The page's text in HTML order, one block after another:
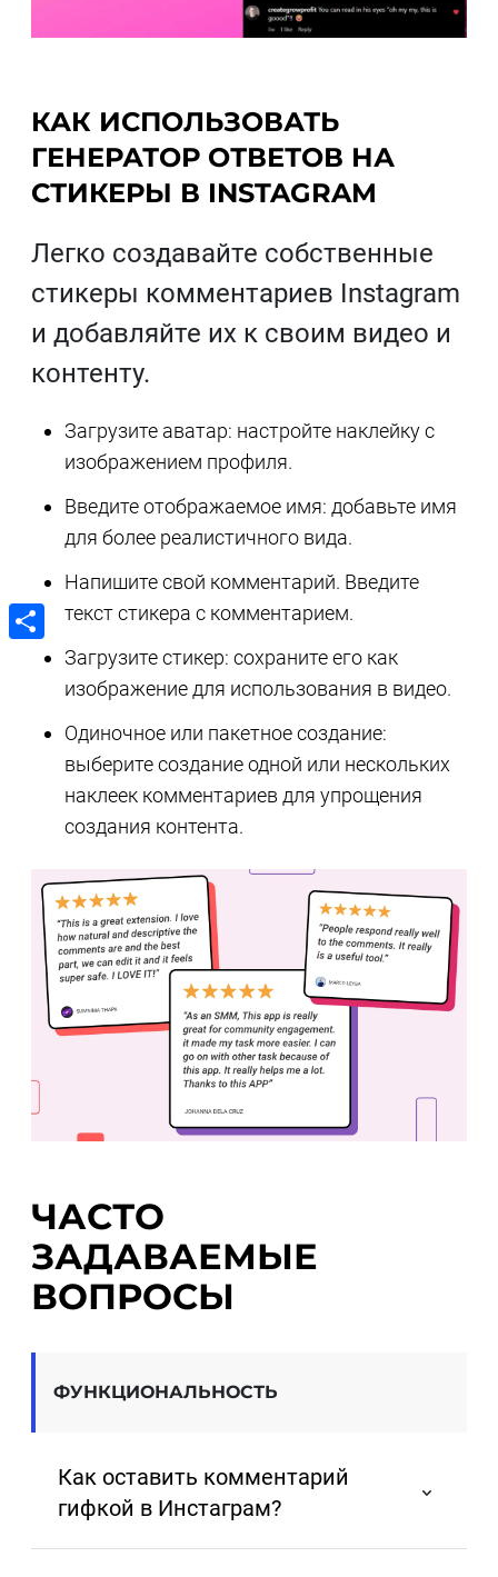
КАК ИСПОЛЬЗОВАТЬ
ГЕНЕРАТОР ОТВЕТОВ НА
СТИКЕРЫ В INSTAGRAM
Легко создавайте собственные
стикеры комментариев Instagram
и добавляйте их к своим видео и
контенту.
Загрузите аватар: настройте наклейку с
изображением профиля.
Введите отображаемое имя: добавьте имя
для более реалистичного вида.
Напишите свой комментарий. Введите
текст стикера с комментарием.
Загрузите стикер: сохраните его как
изображение для использования в видео.
Одиночное или пакетное создание:
выберите создание одной или нескольких
наклеек комментариев для упрощения
создания контента.
ЧАСТО
ЗАДАВАЕМЫЕ
ВОПРОСЫ
ФУНКЦИОНАЛЬНОСТЬ
Как оставить комментарий
гифкой в ​​Инстаграм?
Чтобы оставить комментарий в формате GIF
Share